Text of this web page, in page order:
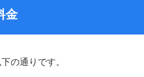
金
の通りです。